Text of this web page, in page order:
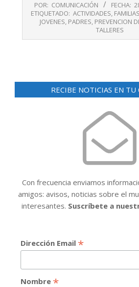
04-
POR: COMUNICACIÓN FECHA:
ETIQUETADO: ACTIVIDADES, FAMILIAS
JOVENES, PADRES, PREVENCION
TALLERES
RECIBE NOTICIAS EN TU
Con frecuencia enviamos
amigos: avisos, noticias sobre el
interesantes. Suscríbete a
Dirección Email *
Nombre *